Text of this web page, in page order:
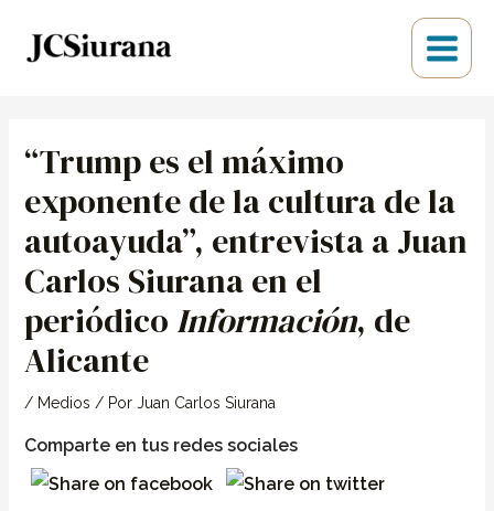
Main
Menu
“Trump es el máximo
exponente de la cultura de la
autoayuda”, entrevista a Juan
Carlos Siurana en el
periódicoInformación, de
Alicante
/ Medios / Por Juan Carlos Siurana
Comparte en tus redes sociales
entradas